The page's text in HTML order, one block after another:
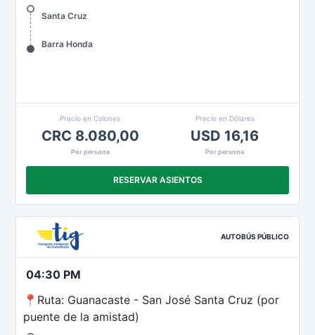
Santa Cruz
Barra Honda
Precio en Colones
CRC 8.080,00
Por persona
Precio en Dólares
USD 16,16
Por persona
RESERVAR ASIENTOS
AUTOBÚS PÚBLICO
04:30 PM
📍Ruta: Guanacaste - San José Santa Cruz (por
puente de la amistad)